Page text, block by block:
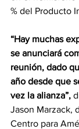
% del Producto
“Hay muchas
se anunciará
reunión, dado
año desde que
vez la alianza”,
Jason Marzack,
Centro para